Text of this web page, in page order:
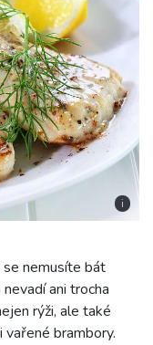
i
se nemusíte bát
ani trocha
rýži, ale také
vařené brambory.